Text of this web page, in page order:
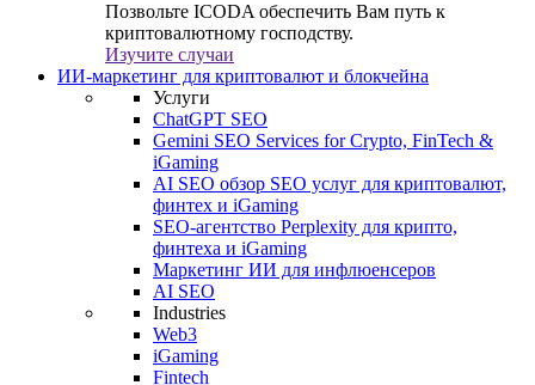
Позвольте ICODA обеспечить Вам путь к
криптовалютному господству.
Изучите случаи
ИИ-маркетинг для криптовалют и блокчейна
Услуги
ChatGPT SEO
Gemini SEO Services for Crypto, FinTech &
iGaming
AI SEO обзор SEO услуг для криптовалют,
финтех и iGaming
SEO-агентство Perplexity для крипто,
финтеха и iGaming
Маркетинг ИИ для инфлюенсеров
AI SEO
Industries
Web3
iGaming
Fintech